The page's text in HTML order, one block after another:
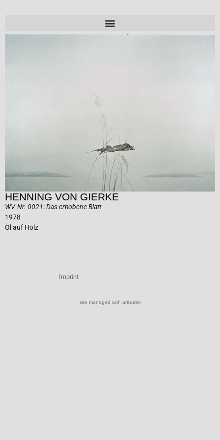
HENNING VON GIERKE
WV-Nr. 0021: Das erhobene Blatt
1978
Öl auf Holz
Imprint
site managed with artbutler